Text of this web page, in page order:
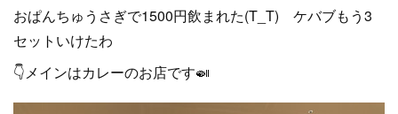
おぱんちゅうさぎで1500円飲まれた(T_T) ケバブもう3
セットいけたわ
👇メインはカレーのお店です🍛